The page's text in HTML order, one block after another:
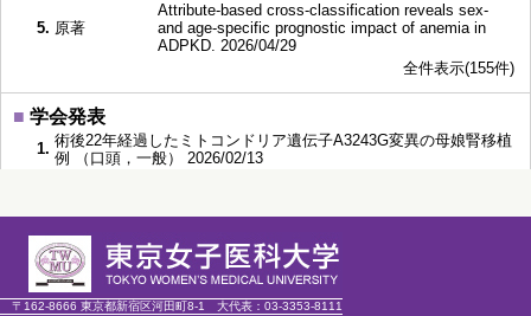
5. 原著
Attribute-based cross-classification reveals sex-
and age-specific prognostic impact of anemia in
ADPKD. 2026/04/29
全件表示(155件)
■ 学会発表
1. 術後22年経過したミトコンドリア遺伝子A3243G変異の母娘腎移植
例 （口頭，一般） 2026/02/13
3.
脈圧と腎予後：ADPKD患者の性別・年齢による交差分類
(Attribute-Based Cross-Classification by Sex and Age) （口頭，一
般） 2025/12/07
4.
Attribute-Based Cross-Classification of ADPKD Complications: A
Nationwide Cohort Study from Japan （ポスター掲示，一
〒162-8666 東京都新宿区河田町8-1 大代表： 03-3353-8111